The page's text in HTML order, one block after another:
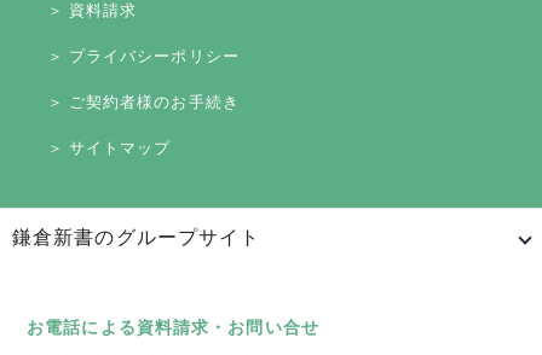
＞ 資料請求
＞ プライバシーポリシー
＞ ご契約者様のお手続き
＞ サイトマップ
鎌倉新書のグループサイト
いいお墓 Life.（ライフドット） いいお墓-永代供養墓版
お電話による資料請求・お問い合せ